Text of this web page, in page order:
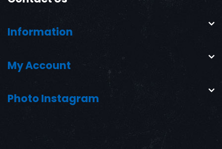
Information
My Account
Photo Instagram